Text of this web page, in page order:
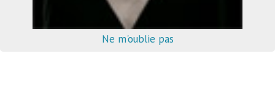
Ne m'oublie pas